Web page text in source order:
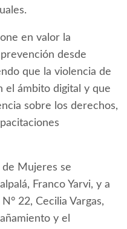
en valor la
desde
que la violencia de
el ámbito digital y que
sobre los derechos,
de Mujeres se
Franco Yarvi, y a
22, Cecilia Vargas,
y el